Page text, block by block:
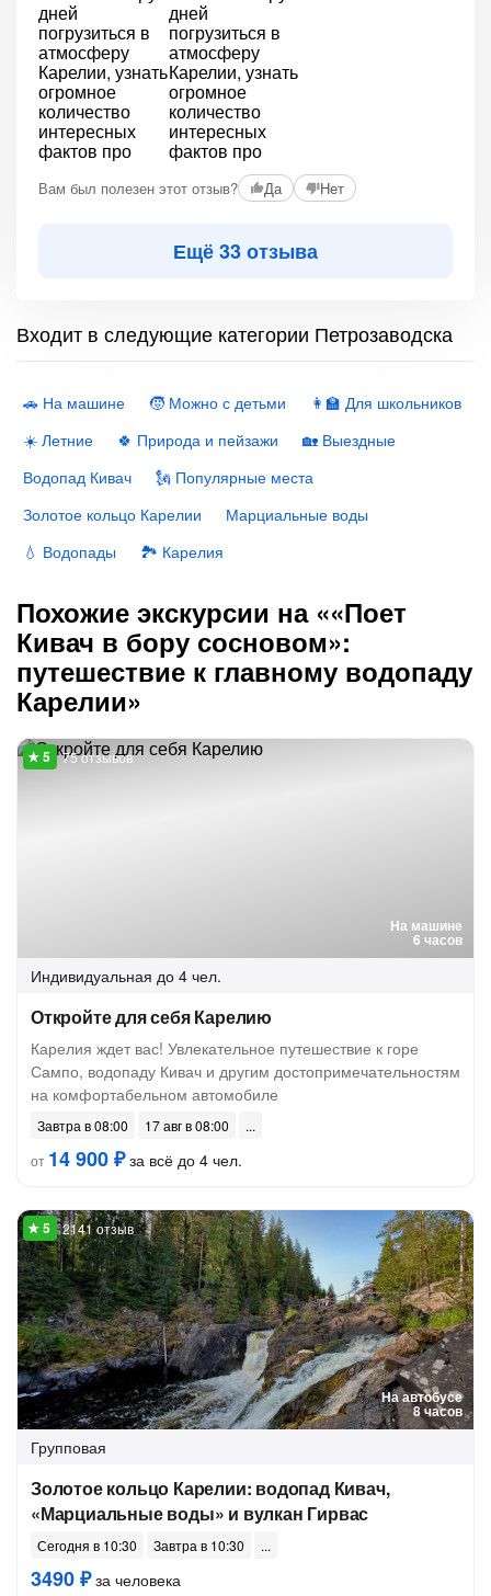
Вам был полезен этот отзыв? Да Нет
Ещё 33 отзыва
Входит в следующие категории Петрозаводска
🚗 На машине 🧒 Можно с детьми
👩‍🏫 Для школьников
☀️ Летние
🍀 Природа и пейзажи
🏡 Выездные
Водопад Кивач
🗽 Популярные места
Золотое кольцо Карелии
Марциальные воды
💧 Водопады
🏞 Карелия
Похожие экскурсии на ««Поет
Кивач в бору сосновом»:
путешествие к главному водопаду
Карелии»
На машине
6 часов
75 отзывов
Индивидуальная до 4 чел.
Откройте для себя Карелию
Карелия ждет вас! Увлекательное путешествие к горе
Сампо, водопаду Кивач и другим достопримечательностям
на комфортабельном автомобиле
Завтра в 08:00
17 авг в 08:00
от 14 900 ₽за всё до 4 чел.
На автобусе
8 часов
2141 отзыв
Групповая
Золотое кольцо Карелии: водопад Кивач,
«Марциальные воды» и вулкан Гирвас
Сегодня в 10:30 Завтра в 10:30
3490 ₽за человека